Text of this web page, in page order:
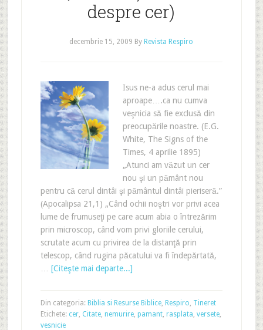
despre cer)
decembrie 15, 2009 By Revista Respiro
Isus ne-a adus cerul mai
aproape….ca nu cumva
veşnicia să fie exclusă din
preocupările noastre. (E.G.
White, The Signs of the
Times, 4 aprilie 1895)
„Atunci am văzut un cer
nou şi un pământ nou
pentru că cerul dintâi şi pământul dintâi pieriseră.”
(Apocalipsa 21,1) „Când ochii noştri vor privi acea
lume de frumuseţi pe care acum abia o întrezărim
prin microscop, când vom privi gloriile cerului,
scrutate acum cu privirea de la distanţă prin
telescop, când rugina păcatului va fi îndepărtată,
[Citeşte mai departe...]
Din categoria: Biblia si Resurse Biblice, Respiro, Tineret
Etichete: cer, Citate, nemurire, pamant, rasplata, versete,
vesnicie